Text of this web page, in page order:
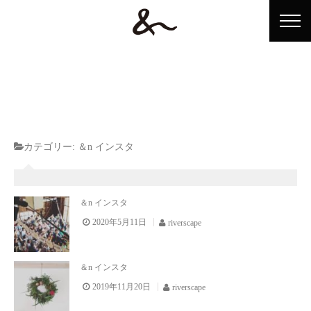
ホーム
ショップ情報
イベント情報
アクセス
カテゴリー: ＆n インスタ
＆n インスタ
2020年5月11日
riverscape
＆n インスタ
2019年11月20日
riverscape